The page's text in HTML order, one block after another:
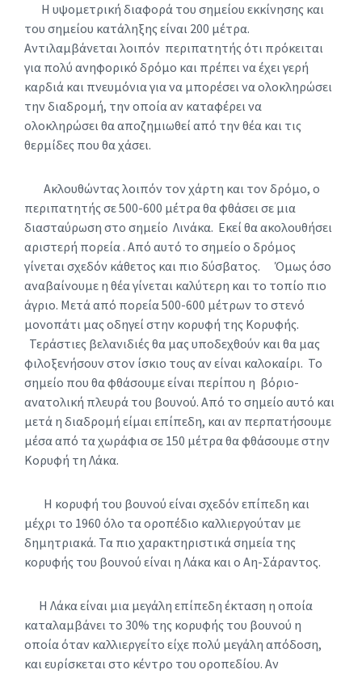
Η υψομετρική διαφορά του σημείου εκκίνησης και
του σημείου κατάληξης είναι 200 μέτρα.
Αντιλαμβάνεται λοιπόν περιπατητής ότι πρόκειται
για πολύ ανηφορικό δρόμο και πρέπει να έχει γερή
καρδιά και πνευμόνια για να μπορέσει να ολοκληρώσει
την διαδρομή, την οποία αν καταφέρει να
ολοκληρώσει θα αποζημιωθεί από την θέα και τις
θερμίδες που θα χάσει.
Ακλουθώντας λοιπόν τον χάρτη και τον δρόμο, ο
περιπατητής σε 500-600 μέτρα θα φθάσει σε μια
διασταύρωση στο σημείο Λινάκα. Εκεί θα ακολουθήσει
αριστερή πορεία . Από αυτό το σημείο ο δρόμος
γίνεται σχεδόν κάθετος και πιο δύσβατος. Όμως όσο
αναβαίνουμε η θέα γίνεται καλύτερη και το τοπίο πιο
άγριο. Μετά από πορεία 500-600 μέτρων το στενό
μονοπάτι μας οδηγεί στην κορυφή της Κορυφής.
Τεράστιες βελανιδιές θα μας υποδεχθούν και θα μας
φιλοξενήσουν στον ίσκιο τους αν είναι καλοκαίρι. Το
σημείο που θα φθάσουμε είναι περίπου η βόριο-
ανατολική πλευρά του βουνού. Από το σημείο αυτό και
μετά η διαδρομή είμαι επίπεδη, και αν περπατήσουμε
μέσα από τα χωράφια σε 150 μέτρα θα φθάσουμε στην
Κορυφή τη Λάκα.
Η κορυφή του βουνού είναι σχεδόν επίπεδη και
μέχρι το 1960 όλο τα οροπέδιο καλλιεργούταν με
δημητριακά. Τα πιο χαρακτηριστικά σημεία της
κορυφής του βουνού είναι η Λάκα και ο Αη-Σάραντος.
Η Λάκα είναι μια μεγάλη επίπεδη έκταση η οποία
καταλαμβάνει το 30% της κορυφής του βουνού η
οποία όταν καλλιεργείτο είχε πολύ μεγάλη απόδοση,
και ευρίσκεται στο κέντρο του οροπεδίου. Αν